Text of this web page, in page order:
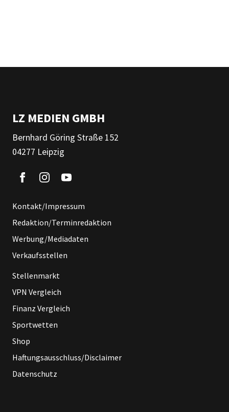
LZ MEDIEN GMBH
Bernhard Göring Straße 152
04277 Leipzig
Kontakt/Impressum
Redaktion/Terminredaktion
Werbung/Mediadaten
Verkaufsstellen
Stellenmarkt
VPN Vergleich
Finanz Vergleich
Sportwetten
Shop
Haftungsausschluss/Disclaimer
Datenschutz